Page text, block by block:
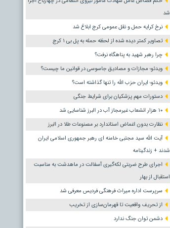
شد
نرخ کرایه حمل و نقل عمومی کرج ابلاغ شد
تصاویر کمتر دیده شده از لحظه حمله به پل بی ۱ کرج
چرا رهبر شهید به پناهگاه نرفت؟
ویدئو؛ مجازات و مصادیق جاسوسی در قوانین ما چیست؟
ویدئو؛ ایران حزب الله را تنها گذاشته است؟
دستورات مهم پزشکیان برای شرایط جنگی
۱۰ هزار انشعاب غیرمجاز آب در البرز شناسایی شد
نظارت بدون اغماض استاندارد بر مصنوعات طلا در البرز
آیت الله سید مجتبی خامنه ای رهبر جمهوری اسلامی ایران
شدند + زندگینامه
اجرای طرح ضربتی لکه‌گیری آسفالت در ماهدشت به مناسبت
استقبال از بهار
سرپرست اداره میراث فرهنگی فردیس معرفی شد
از تحریف واقعیت تا قهرمان‌سازی از تخریب
دشمن توان جنگ ندارد